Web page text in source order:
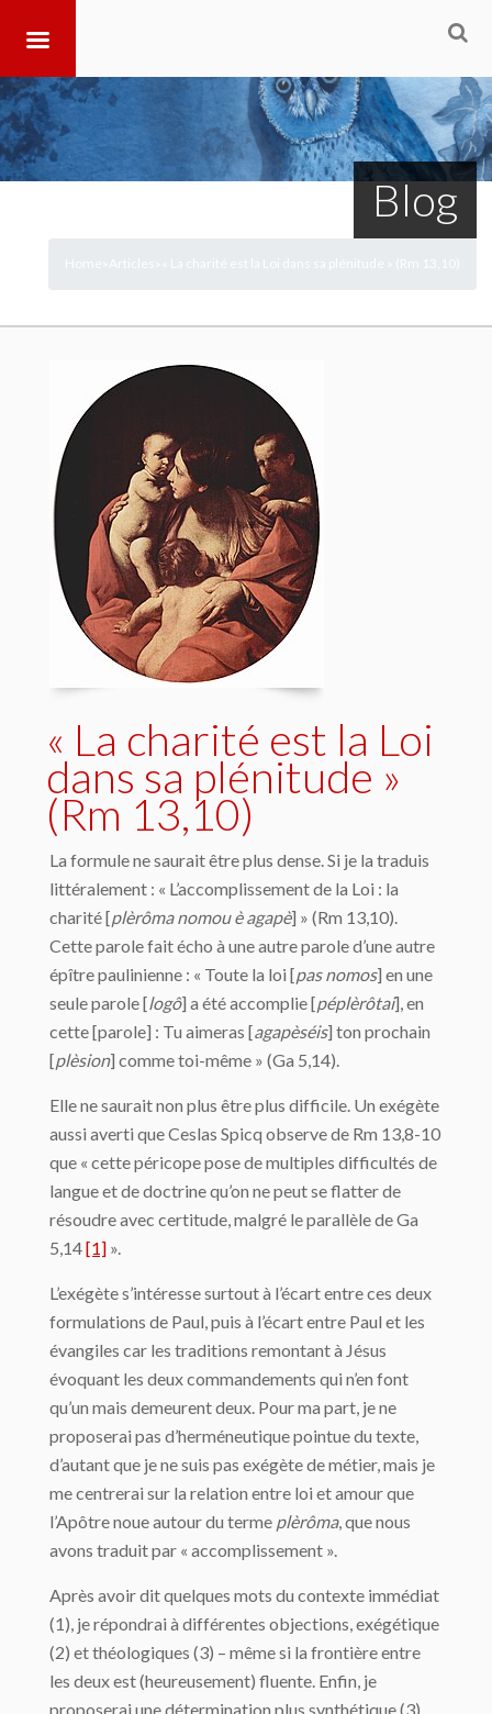
Blog
« La charité est la Loi
dans sa plénitude »
(Rm 13,10)
La formule ne saurait être plus dense. Si je la traduis
littéralement : « L’accomplissement de la Loi : la
charité [plèrôma nomou è agapè] » (Rm 13,10).
Cette parole fait écho à une autre parole d’une autre
épître paulinienne : « Toute la loi [pas nomos] en une
seule parole [logô] a été accomplie [péplèrôtai], en
cette [parole] : Tu aimeras [agapèséis] ton prochain
[plèsion] comme toi-même » (Ga 5,14).
Elle ne saurait non plus être plus difficile. Un exégète
aussi averti que Ceslas Spicq observe de Rm 13,8-10
que « cette péricope pose de multiples difficultés de
langue et de doctrine qu’on ne peut se flatter de
résoudre avec certitude, malgré le parallèle de Ga
5,14[1] ».
L’exégète s’intéresse surtout à l’écart entre ces deux
formulations de Paul, puis à l’écart entre Paul et les
évangiles car les traditions remontant à Jésus
évoquant les deux commandements qui n’en font
qu’un mais demeurent deux. Pour ma part, je ne
proposerai pas d’herméneutique pointue du texte,
d’autant que je ne suis pas exégète de métier, mais je
me centrerai sur la relation entre loi et amour que
l’Apôtre noue autour du terme plèrôma, que nous
avons traduit par « accomplissement ».
Après avoir dit quelques mots du contexte immédiat
(1), je répondrai à différentes objections, exégétique
(2) et théologiques (3) – même si la frontière entre
les deux est (heureusement) fluente. Enfin, je
proposerai une détermination plus synthétique (3).